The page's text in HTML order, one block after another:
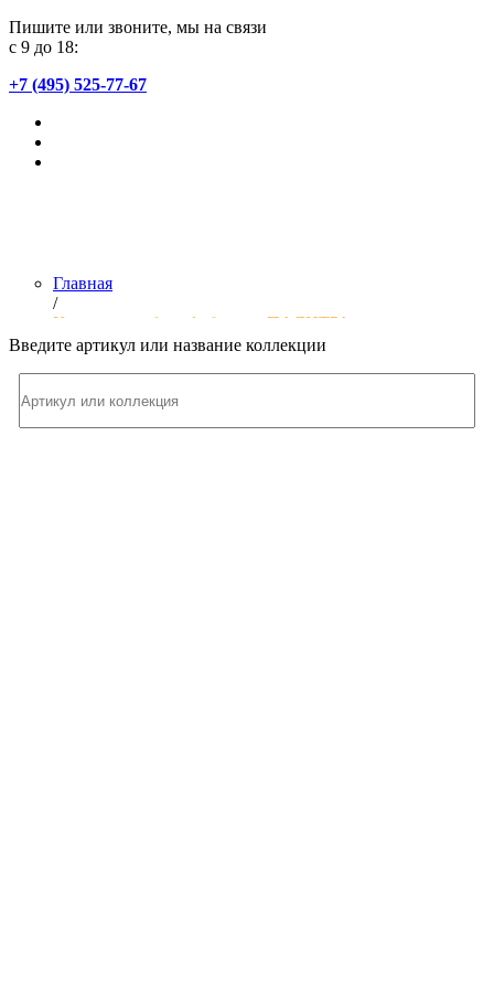
Пишите или звоните, мы на связи
с 9 до 18:
+7 (495) 525-77-67
Главная
/
Коллекции обоев фабрики «ПАЛИТРА»
Введите артикул или название коллекции